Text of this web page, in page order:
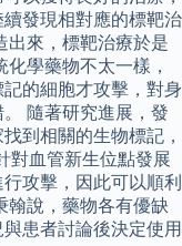
發現相對應的標靶治
出來，標靶治療於是
學藥物不太一樣，
的細胞才攻擊，對身
隨著研究進展，發
到相關的生物標記，
對血管新生位點發展
攻擊，因此可以順利
翰說，藥物各有優缺
患者討論後決定使用